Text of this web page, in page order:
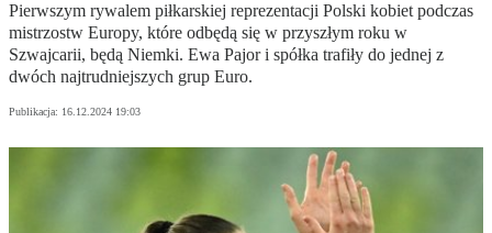
Pierwszym rywalem piłkarskiej reprezentacji Polski kobiet podczas
mistrzostw Europy, które odbędą się w przyszłym roku w
Szwajcarii, będą Niemki. Ewa Pajor i spółka trafiły do jednej z
dwóch najtrudniejszych grup Euro.
Publikacja: 16.12.2024 19:03